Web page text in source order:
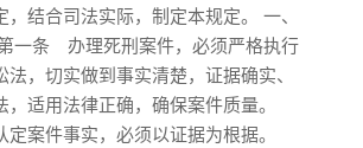
，结合司法实际，制定本规定。 一、
条 办理死刑案件，必须严格执行
法，切实做到事实清楚，证据确实、
，适用法律正确，确保案件质量。
件事实，必须以证据为根据。